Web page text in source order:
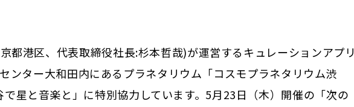
都港区、代表取締役社⻑:杉本哲哉)が運営するキュレーションアプリ
ター大和田内にあるプラネタリウム「コスモプラネタリウム渋
星と音楽と」に特別協力しています。5月23日（木）開催の「次の